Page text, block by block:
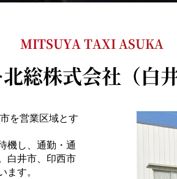
MITSUYA TAXI ASUKA
総株式会社（白
を営業区域とす
機し、通勤・通
白井市、印西市
す。